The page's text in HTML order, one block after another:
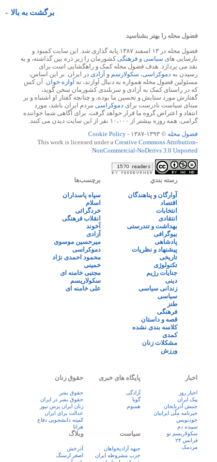
برگشت به بالا
فضول محله را بهتر بشناسید
فضول محله در ۱۳ اسفند ۱۳۸۷ پایه گذاری شد. این سایت کمبود و
نارسایی های سیاسی و فرهنگیکشورمان را زیر ذره بین گذاشته، و به
نقد می پردازد. هدف فضول محله کمک و راهگشایی است برای
رسیدن به دموکراسی، سکولارسم و آزادی در ایران. بر این اساس،
مسئولین فضول محله همواره به دنبال آوازند، نه آوازه خوان. آن کس
که در راستای کمک به آزادی و سربلندی کشورمان سخن گوید،
گفتارش مورد ستایش و تحسین ما بوده، و چنانچه گفتار او اشتباه و بر
مبنای سیاست نادرست برای دموکراسی مردم ایران باشد، مورد
انتقاد و اعتراض گروه ما قرار خواهد گرفت. برای آگاهی شما خواننده
گرامی، همه روزه بیشتر از ۱۰،۰۰۰ نفر از این سایت دیدن می کنند.
فضول محله © ۱۳۹۳-۱۳۸۷ -
Cookie Policy
This work is licensed under a Creative Commons Attribution-
NonCommercial-NoDerivs 3.0 Unported
رسته بندي
آوارگان و پناهندگان
اقتصاد
انتخابات
انتقادی
بهداشت و تندرستی
بیوگرافی
پادشاهی
پیشنهاد و نظریات
تاریخی
تکنولوژی
جنایات رژیم
دینی
زندانی سیاسی
سیاسی
طنز
فرهنگی
قصه و داستان
کلاسه بندی نشده
کمدی
مشکلات زنان
ورزش
برچسب‌ها
سپاه پاسداران
اسلام
خردگرائی
انقلاب فرهنگی
آخوند
آزادی
میرحسین موسوی
دموکراسی
محمود احمدی نژاد
خمینی
مجتبی خامنه ای
سکولاریسم
علی خامنه ای
اخبار
اخبار روز
پيک ايران
جنبش آذربایجان
خبرنامه ملّی ایرانیان
خودنویس
سپیده دم
سکولاریسم نو
فرانس ۲۴
مردمک
پایگاه های خبری
آزادگی
گویا
همبوم
حقوق زنان
حقوق بشر
حقوق بشر در ایران
زنان ايران پرس نيوز
عدالت برای ایران
کمیته دانشجویی دفاع
هرانا
سیاست
جبهه آزادیخواهان
حزب مشروطه ایران
وبلاگ
آذرخش
اصغر ارسنگ